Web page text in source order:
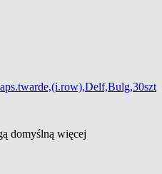
domyślną więcej